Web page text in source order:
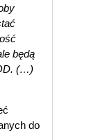
będą
(…)
do